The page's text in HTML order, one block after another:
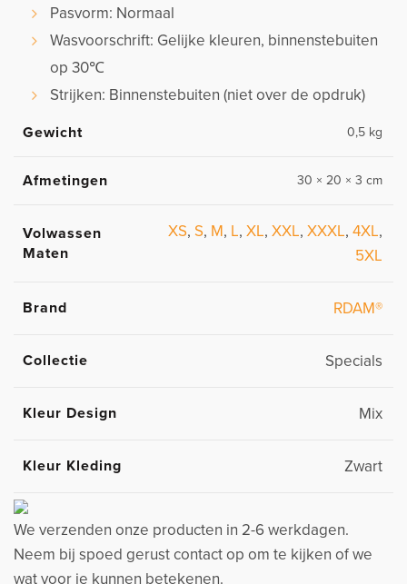
Pasvorm: Normaal
Wasvoorschrift: Gelijke kleuren, binnenstebuiten
op 30℃
Strijken: Binnenstebuiten (niet over de opdruk)
Gewicht 0,5 kg
Afmetingen 30 × 20 × 3 cm
Volwassen
Maten
XS, S, M, L, XL, XXL, XXXL, 4XL,
5XL
Brand RDAM®
Collectie Specials
Kleur Design Mix
Kleur Kleding Zwart
We verzenden onze producten in 2-6 werkdagen.
Neem bij spoed gerust contact op om te kijken of we
wat voor je kunnen betekenen.